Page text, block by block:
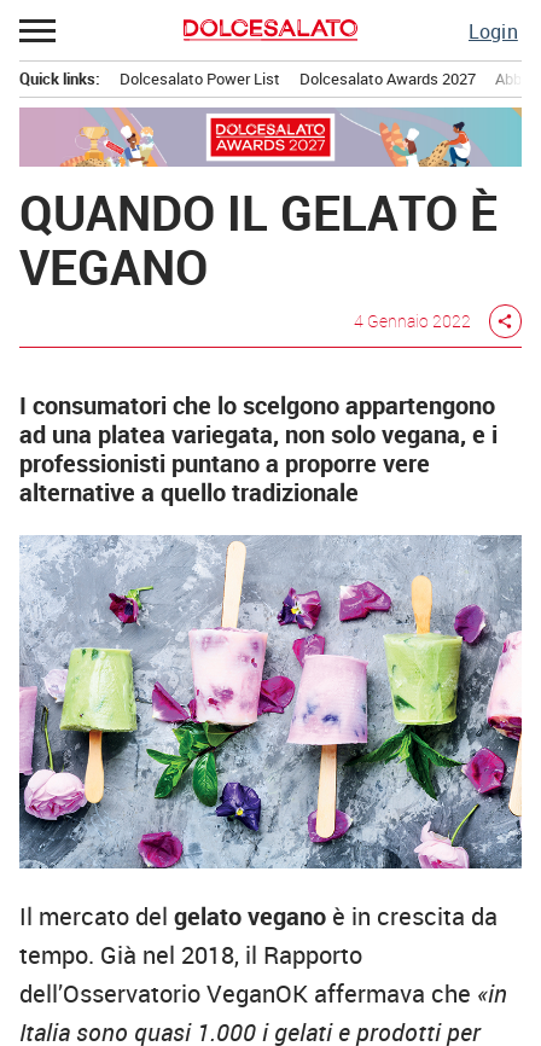
Passa
al
contenuto
Login
principale
Quick links: Dolcesalato Power List Dolcesalato Awards 2027
QUANDO IL GELATO È
VEGANO
4 Gennaio 2022 share
I consumatori che lo scelgono appartengono
ad una platea variegata, non solo vegana, e i
professionisti puntano a proporre vere
alternative a quello tradizionale
Il mercato del gelato vegano è in crescita da
tempo. Già nel 2018, il Rapporto
dell’Osservatorio VeganOK affermava che «in
Italia sono quasi 1.000 i gelati e prodotti per